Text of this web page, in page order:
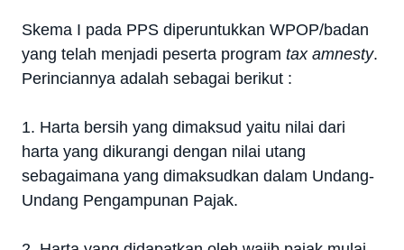
Skema I pada PPS diperuntukkan WPOP/badan
yang telah menjadi peserta program tax amnesty.
Perinciannya adalah sebagai berikut :
1. Harta bersih yang dimaksud yaitu nilai dari
harta yang dikurangi dengan nilai utang
sebagaimana yang dimaksudkan dalam Undang-
Undang Pengampunan Pajak.